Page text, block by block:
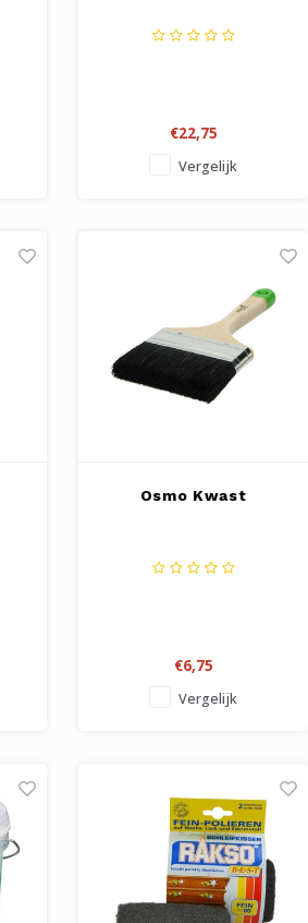
€22,75
Vergelijk
Osmo Kwast
€6,75
Vergelijk